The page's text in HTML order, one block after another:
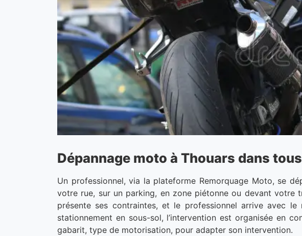
Dépannage moto à Thouars dans
Un professionnel, via la plateforme Remorquage Moto, se
votre rue, sur un parking, en zone piétonne ou devant votre
présente ses contraintes, et le professionnel arrive avec le
stationnement en sous-sol, l’intervention est organisée en
gabarit, type de motorisation, pour adapter son intervention.